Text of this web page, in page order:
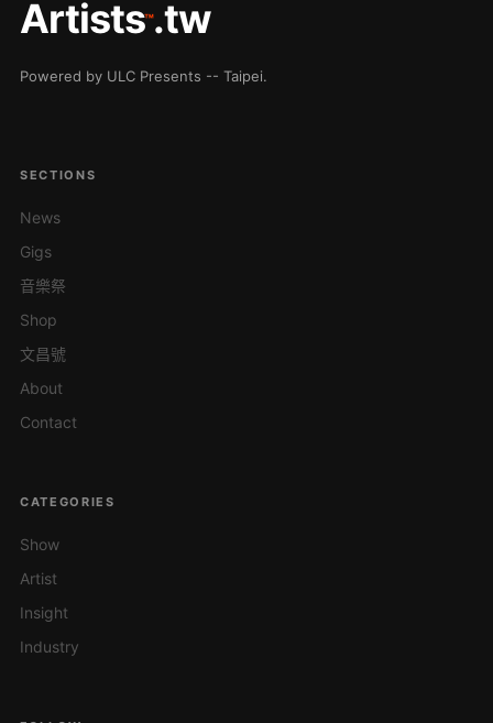
Artists™.tw
Powered by ULC Presents -- Taipei.
SECTIONS
News
Gigs
音樂祭
Shop
文昌號
About
Contact
CATEGORIES
Show
Artist
Insight
Industry